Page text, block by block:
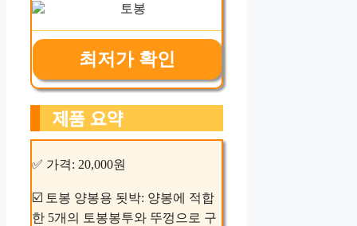
최저가 확인
제품 요약
✅ 가격: 20,000원
☑️ 토봉 양봉용 됫박: 양봉에 적합
한 5개의 토봉봉투와 뚜껑으로 구